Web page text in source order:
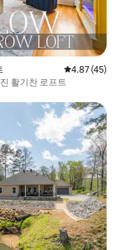
평점 4.87점
4.87 (45)
활기찬 로프트